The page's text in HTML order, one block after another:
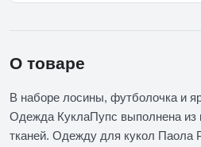
О товаре
В наборе лосины, футболочка и
Одежда КуклаПупс выполнена из
тканей. Одежду для кукол Паола